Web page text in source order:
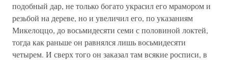
подобный дар, не только богато украсил его мрамором и
резьбой на дереве, но и увеличил его, по указаниям
Микелоццо, до восьмидесяти семи с половиной локтей,
тогда как раньше он равнялся лишь восьмидесяти
четырем. И сверх того он заказал там всякие росписи, в